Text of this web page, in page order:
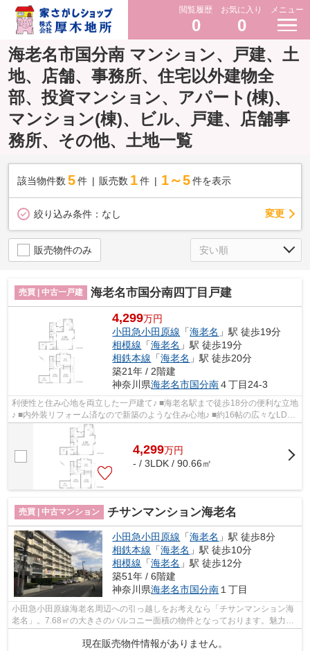
閲覧履歴
0
お気に入り
0
メニュー
海老名市国分南 マンション、戸建、土
地、店舗、事務所、住宅以外建物全
部、投資マンション、アパート(棟)、
マンション(棟)、ビル、戸建、店舗事
務所、その他、土地一覧
該当物件数 5件 販売数 1 件 1～5 件を表示
絞り込み条件： なし 変更
販売物件のみ
売買 | 中古一戸建 海老名市国分南四丁目戸建
4,299万円
小田急小田原線 「海老名 」駅 徒歩19分
相模線 「海老名 」駅 徒歩19分
相鉄本線 「海老名 」駅 徒歩20分
築21年 / 2階建
神奈川県海老名市国分南４丁目24-3
利便性と住み心地を両立した一戸建て♪ ■海老名駅まで徒歩18分の便利な立地
♪ ■内外装リフォーム済なので新築のような住み心地♪ ■約16帖の広々なLDK
は家族が自然と集まる快適空間♪ ■全居...
4,299万円
- / 3LDK / 90.66㎡
売買 | 中古マンション チサンマンション海老名
小田急小田原線 「海老名 」駅 徒歩8分
相鉄本線 「海老名 」駅 徒歩10分
相模線 「海老名 」駅 徒歩12分
築51年 / 6階建
神奈川県海老名市国分南１丁目
小田急小田原線海老名周辺への引っ越しをお考えなら「チサンマンション海
老名」。7.68㎡の大きさのバルコニー面積の物件となっております。魅力的
現在販売物件情報がありません。